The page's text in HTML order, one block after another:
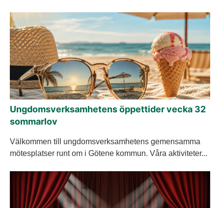
Ungdomsverksamhetens öppettider vecka 32
sommarlov
Välkommen till ungdomsverksamhetens gemensamma
mötesplatser runt om i Götene kommun. Våra aktiviteter...